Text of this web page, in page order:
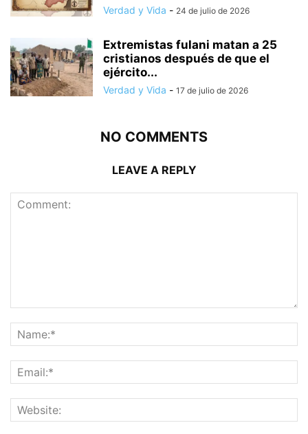
Verdad y Vida - 24 de julio de 2026
Extremistas fulani matan a 25
cristianos después de que el
ejército...
Verdad y Vida - 17 de julio de 2026
NO COMMENTS
LEAVE A REPLY